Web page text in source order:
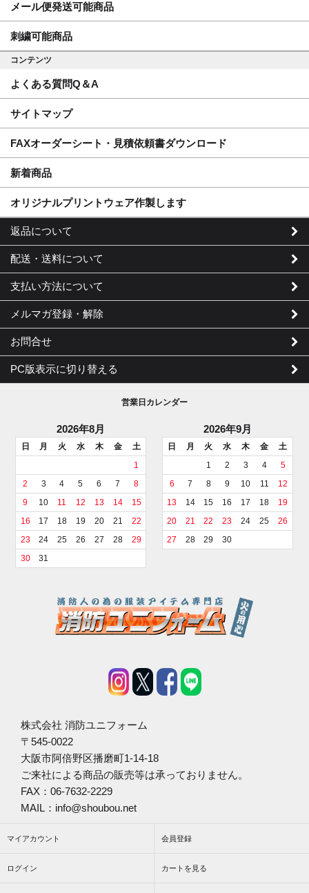
メール便発送可能商品
刺繍可能商品
コンテンツ
よくある質問Q＆A
サイトマップ
FAXオーダーシート・見積依頼書ダウンロード
新着商品
オリジナルプリントウェア作製します
返品について
配送・送料について
支払い方法について
メルマガ登録・解除
お問合せ
PC版表示に切り替える
営業日カレンダー
2026年8月
日 月 火 水 木 金
土
1
2
3 4 5 6 7
8
9
10 11 12 13 14
15
16
17 18 19 20 21
22
23
24 25 26 27 28
29
30
31
2026年9月
日 月 火 水 木 金
土
1
2 3 4
5
6
7 8 9 10 11
12
13
14 15 16 17 18
19
20
21 22 23 24 25
26
27
28 29 30
株式会社 消防ユニフォーム
〒545-0022
大阪市阿倍野区播磨町1-14-18
ご来社による商品の販売等は承っておりません。
FAX：06-7632-2229
MAIL：info@shoubou.net
マイアカウント 会員登録
ログイン カートを見る